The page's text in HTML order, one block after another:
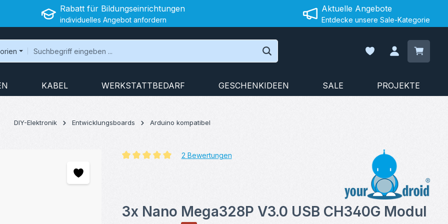
Rabatt für Bildungseinrichtungen
individuelles Angebot anfordern
Aktuelle Angebote
Entdecke unsere Sale-Kategorie
Du hast 0 Produkte
KABEL WERKSTATTBEDARF GESCHENKIDEEN SALE PROJEKTE
DIY-Elektronik Entwicklungsboards Arduino kompatibel
2 Bewertungen
3x Nano Mega328P V3.0 USB CH340G Modul